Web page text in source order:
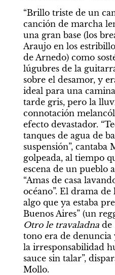
“Brillo triste de un
canción de marcha
una gran base (los
Araujo en los
de Arnedo) como
lúgubres de la
sobre el desamor, y
ideal para una
tarde gris, pero la
connotación
efecto devastador.
tanques de agua de
suspensión”, cantaba
golpeada, al tiempo
escena de un pueblo
“Amas de casa
océano”. El drama
algo que ya estaba
Otro le travaladna de
tono era de denuncia
la irresponsabilidad
sauce sin talar”,
Mollo.